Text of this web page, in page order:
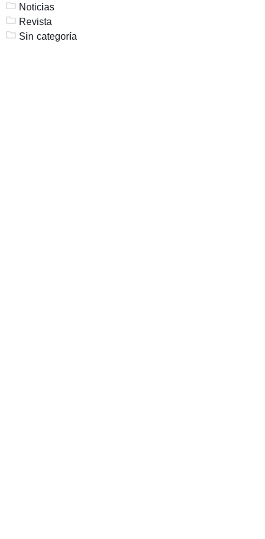
Noticias
Revista
Sin categoría